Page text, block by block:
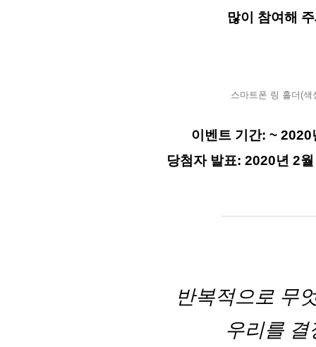
많이 참여해
스마트폰 링 홀더(색
이벤트 기간: ~ 2020
당첨자 발표: 2020년 2
반복적으로 무
우리를 결